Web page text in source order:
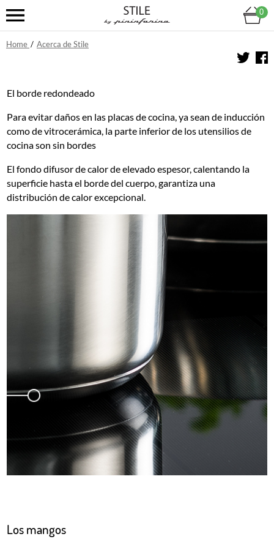
0
Home / Acerca de Stile
El borde redondeado
Para evitar daños en las placas de cocina, ya sean de inducción
como de vitrocerámica, la parte inferior de los utensilios de
cocina son sin bordes
El fondo difusor de calor de elevado espesor, calentando la
superficie hasta el borde del cuerpo, garantiza una
distribución de calor excepcional.
Los mangos